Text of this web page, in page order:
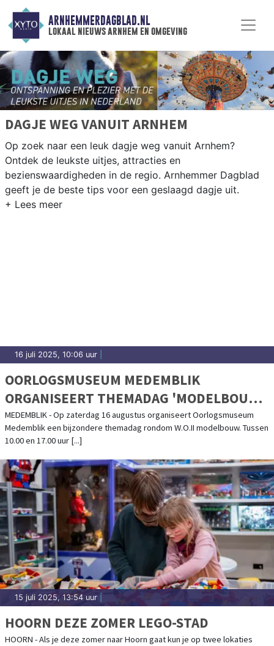
ARNHEMMERDAGBLAD.NL
lokaal nieuws arnhem en omgeving
DAGJE WEG VANUIT ARNHEM
Op zoek naar een leuk dagje weg vanuit Arnhem?
Ontdek de leukste uitjes, attracties en
bezienswaardigheden in de regio. Arnhemmer Dagblad
geeft je de beste tips voor een geslaagd dagje uit.
16 juli 2025, 10:06 uur
OORLOGSMUSEUM MEDEMBLIK
ORGANISEERT THEMADAG 'MODELBOUW'
- 16 AUGUSTUS 2025
MEDEMBLIK - Op zaterdag 16 augustus organiseert Oorlogsmuseum
Medemblik een bijzondere themadag rondom W.O.II modelbouw. Tussen
10.00 en 17.00 uur [...]
15 juli 2025, 13:54 uur
HOORN DEZE ZOMER LEGO-STAD
HOORN - Als je deze zomer naar Hoorn gaat kun je op twee lokaties